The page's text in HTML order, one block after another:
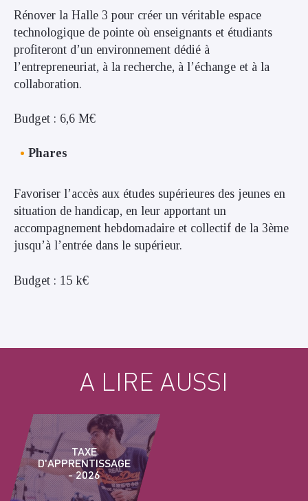
Rénover la Halle 3 pour créer un véritable espace
technologique de pointe où enseignants et étudiants
profiteront d’un environnement dédié à
l’entrepreneuriat, à la recherche, à l’échange et à la
collaboration.
Budget : 6,6 M€
Phares
Favoriser l’accès aux études supérieures des jeunes en
situation de handicap, en leur apportant un
accompagnement hebdomadaire et collectif de la 3ème
jusqu’à l’entrée dans le supérieur.
Budget : 15 k€
A LIRE AUSSI
TAXE
D'APPRENTISSAGE
- 2026